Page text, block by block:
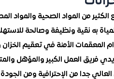
من المواد الصحية والمواد
به نقية ونظيفة وصالحة
الأمنة في تعقيم الخزان
فريق العمل الكبير والمؤهل
جدا من الإحترافية ومن الجودة